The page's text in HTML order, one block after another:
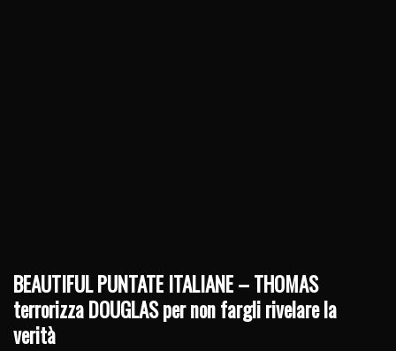
BEAUTIFUL PUNTATE ITALIANE – THOMAS
terrorizza DOUGLAS per non fargli rivelare la
verità